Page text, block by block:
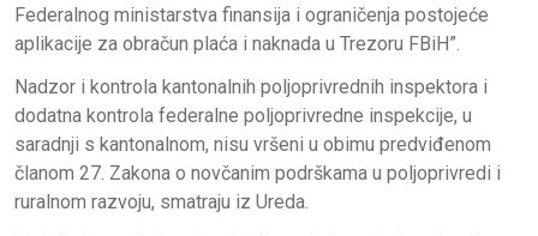
Federalnog ministarstva finansija i ograničenja postojeće
aplikacije za obračun plaća i naknada u Trezoru FBiH”.
Nadzor i kontrola kantonalnih poljoprivrednih inspektora i
dodatna kontrola federalne poljoprivredne inspekcije, u
saradnji s kantonalnom, nisu vršeni u obimu predviđenom
članom 27. Zakona o novčanim podrškama u poljoprivredi i
ruralnom razvoju, smatraju iz Ureda.